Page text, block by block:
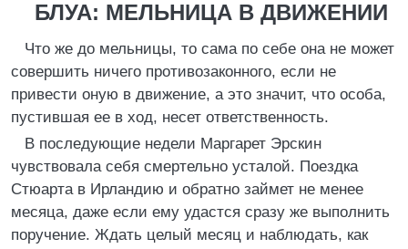
БЛУА: МЕЛЬНИЦА В ДВИЖЕНИИ
Что же до мельницы, то сама по себе она не может
совершить ничего противозаконного, если не
привести оную в движение, а это значит, что особа,
пустившая ее в ход, несет ответственность.
В последующие недели Маргарет Эрскин
чувствовала себя смертельно усталой. Поездка
Стюарта в Ирландию и обратно займет не менее
месяца, даже если ему удастся сразу же выполнить
поручение. Ждать целый месяц и наблюдать, как